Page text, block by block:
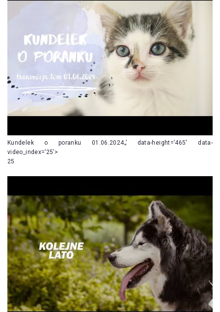
Kundelek o poranku 01.06.2024„’ data-height=’465′ data-
video_index=’25’>
25